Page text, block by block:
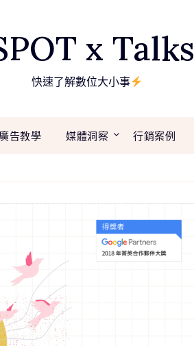
x Talks
快速了解數位大小事
廣告教學 媒體洞察 行銷案例